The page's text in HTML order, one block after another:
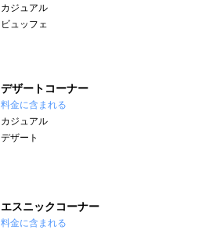
カジュアル
ビュッフェ
デザートコーナー
料金に含まれる
カジュアル
デザート
エスニックコーナー
料金に含まれる